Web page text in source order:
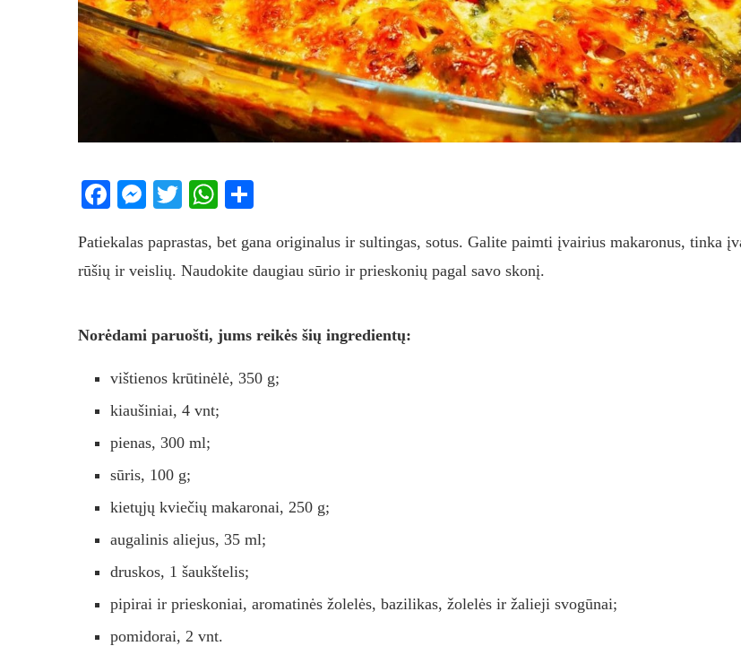
Facebook
Messenger
TwitterWhatsApp
Patiekalas paprastas, bet gana originalus ir sultingas, sotus. Galite paimti įvairius makaronus, tinka
rūšių ir veislių. Naudokite daugiau sūrio ir prieskonių pagal savo skonį.
Norėdami paruošti, jums reikės šių ingredientų:
vištienos krūtinėlė, 350 g;
kiaušiniai, 4 vnt;
pienas, 300 ml;
sūris, 100 g;
kietųjų kviečių makaronai, 250 g;
augalinis aliejus, 35 ml;
druskos, 1 šaukštelis;
pipirai ir prieskoniai, aromatinės žolelės, bazilikas, žolelės ir žalieji svogūnai;
pomidorai, 2 vnt.